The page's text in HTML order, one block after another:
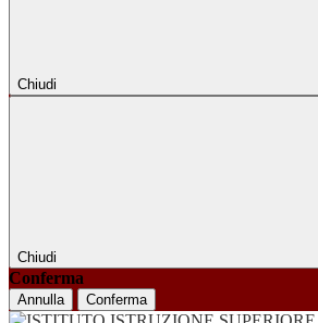
Chiudi
Chiudi
Conferma
Annulla Conferma